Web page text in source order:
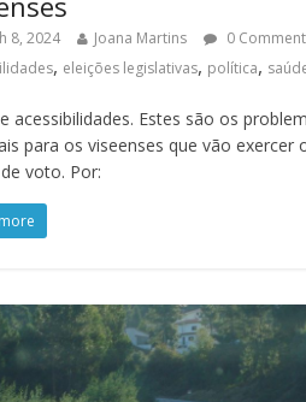
8, 2024 Joana Martins
0 Comment
, eleições legislativas, política,
acessibilidades. Estes são os
para os viseenses que vão exercer
voto. Por: